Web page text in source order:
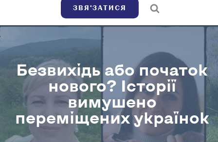
ЗВЯ’ЗАТИСЯ
Безвихідь або початок
нового? Історії
вимушено
переміщених українок